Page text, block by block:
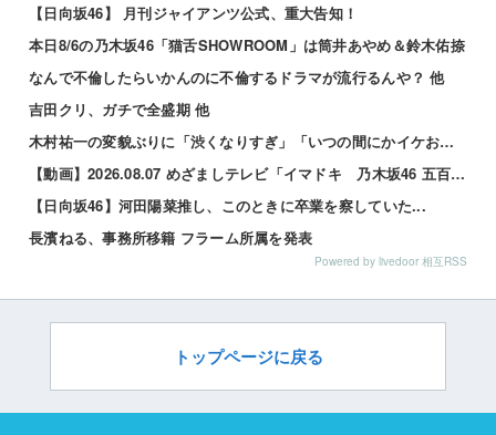
【日向坂46】 月刊ジャイアンツ公式、重大告知！
本日8/6の乃木坂46「猫舌SHOWROOM」は筒井あやめ＆鈴木佑捺
なんで不倫したらいかんのに不倫するドラマが流行るんや？ 他
吉田クリ、ガチで全盛期 他
木村祐一の変貌ぶりに「渋くなりすぎ」「いつの間にかイケおじに」の声 他
【動画】2026.08.07 めざましテレビ「イマドキ 乃木坂46 五百城茉央」
【日向坂46】河田陽菜推し、このときに卒業を察していた...
長濱ねる、事務所移籍 フラーム所属を発表
Powered by livedoor 相互RSS
トップページに戻る